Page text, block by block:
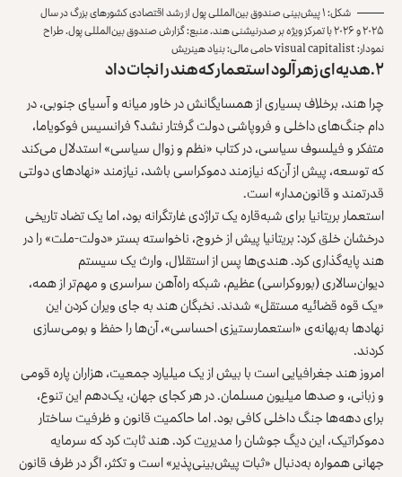
شکل: ۱ پیش‌بینی صندوق بین‌المللی پول از رشد اقتصادی کشورهای بزرگ در سال
۲۰۲۵ و ۲۰۲۶ با تمرکز ویژه بر صدرنیشنی هند. منبع: گزارش صندوق بین‌المللی پول. طراح
نمودار: visual capitalist حامی مالی: بنیاد هینریش
۲. هدیه‌ای زهرآلود استعمار که هند را نجات داد
چرا هند، برخلاف بسیاری از همسایگانش در خاور میانه و آسیای جنوبی، در
دام جنگ‌های داخلی و فروپاشی دولت گرفتار نشد؟ فرانسیس فوکویاما،
متفکر و فیلسوف سیاسی، در کتاب «نظم و زوال سیاسی» استدلال می‌کند
که توسعه، پیش از آن‌که نیازمند دموکراسی باشد، نیازمند «نهادهای دولتی
قدرتمند و قانون‌مدار» است.
استعمار بریتانیا برای شبه‌قاره یک تراژدی غارتگرانه بود، اما یک تضاد تاریخی
درخشان خلق کرد: بریتانیا پیش از خروج، ناخواسته بستر «دولت-ملت» را در
هند پایه‌گذاری کرد. هندی‌ها پس از استقلال، وارث یک سیستم
دیوان‌سالاری (بوروکراسی) عظیم، شبکه راه‌آهن سراسری و مهم‌تر از همه،
«یک قوه قضائیه مستقل» شدند. نخبگان هند به‌ جای ویران کردن این
نهادها به‌بهانه‌ی «استعمارستیزی احساسی»، آن‌ها را حفظ و بومی‌سازی
کردند.
امروز هند جغرافیایی است با بیش از یک میلیارد جمعیت، هزاران پاره قومی
و زبانی، و صدها میلیون مسلمان. در هر کجای جهان، یک‌دهم این تنوع،
برای دهه‌ها جنگ داخلی کافی بود. اما حاکمیت قانون و ظرفیت ساختار
دموکراتیک، این دیگ جوشان را مدیریت کرد. هند ثابت کرد که سرمایه
جهانی همواره به‌دنبال «ثبات پیش‌بینی‌پذیر» است و تکثر، اگر در ظرف قانون